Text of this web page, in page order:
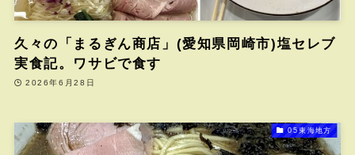
久々の「まるぎん商店」(愛知県岡崎市)塩セレブ
実食記。ワサビで食す
2026年6月28日
05東海地方